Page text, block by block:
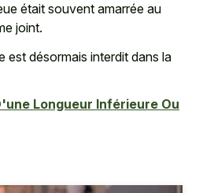
était souvent amarrée au
joint.
est désormais interdit dans la
Longueur Inférieure Ou